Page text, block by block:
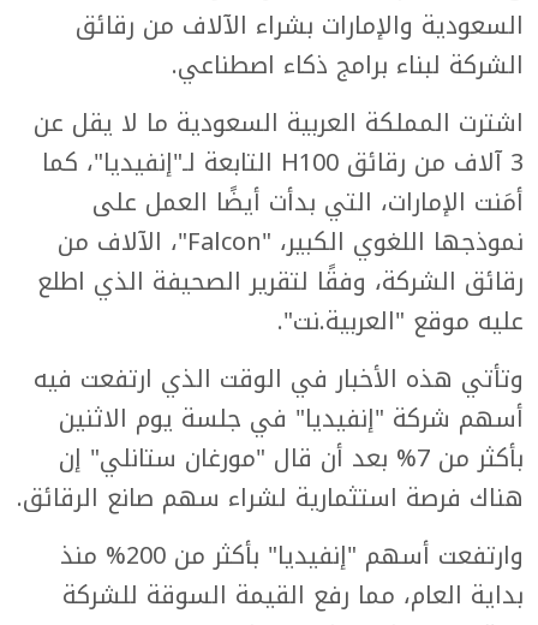
السعودية والإمارات بشراء الآلاف من رقائق
الشركة لبناء برامج ذكاء اصطناعي.
اشترت المملكة العربية السعودية ما لا يقل عن
3 آلاف من رقائق H100 التابعة لـ"إنفيديا"، كما
أمَنت الإمارات، التي بدأت أيضًا العمل على
نموذجها اللغوي الكبير، "Falcon"، الآلاف من
رقائق الشركة، وفقًا لتقرير الصحيفة الذي اطلع
عليه موقع "العربية.نت".
وتأتي هذه الأخبار في الوقت الذي ارتفعت فيه
أسهم شركة "إنفيديا" في جلسة يوم الاثنين
بأكثر من 7% بعد أن قال "مورغان ستانلي" إن
هناك فرصة استثمارية لشراء سهم صانع الرقائق.
وارتفعت أسهم "إنفيديا" بأكثر من 200% منذ
بداية العام، مما رفع القيمة السوقة للشركة